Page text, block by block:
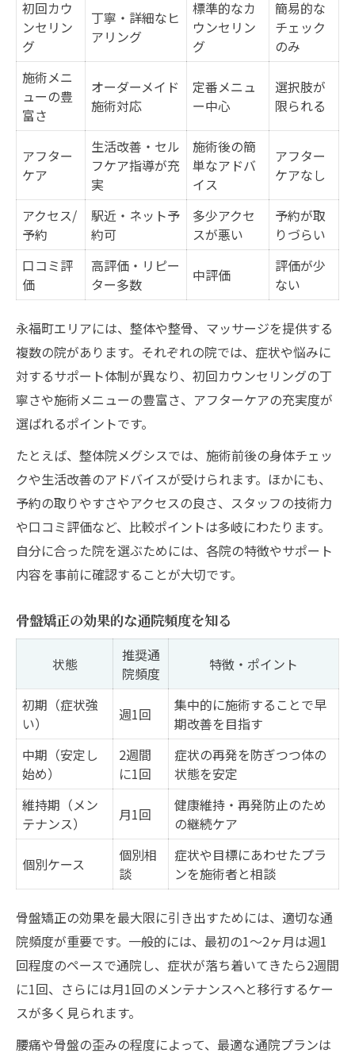
初回カウ
ンセリン
グ
丁寧・詳細なヒ
アリング
標準的なカ
ウンセリン
グ
簡易的な
チェック
のみ
施術メニ
ューの豊
富さ
オーダーメイド
施術対応
定番メニュ
ー中心
選択肢が
限られる
アフター
ケア
生活改善・セル
フケア指導が充
実
施術後の簡
単なアドバ
イス
アフター
ケアなし
アクセス/
予約
駅近・ネット予
約可
多少アクセ
スが悪い
予約が取
りづらい
口コミ評
価
高評価・リピー
ター多数
中評価
評価が少
ない
永福町エリアには、整体や整骨、マッサージを提供する
複数の院があります。それぞれの院では、症状や悩みに
対するサポート体制が異なり、初回カウンセリングの丁
寧さや施術メニューの豊富さ、アフターケアの充実度が
選ばれるポイントです。
たとえば、整体院メグシスでは、施術前後の身体チェッ
クや生活改善のアドバイスが受けられます。ほかにも、
予約の取りやすさやアクセスの良さ、スタッフの技術力
や口コミ評価など、比較ポイントは多岐にわたります。
自分に合った院を選ぶためには、各院の特徴やサポート
内容を事前に確認することが大切です。
骨盤矯正の効果的な通院頻度を知る
状態
推奨通
院頻度
特徴・ポイント
初期（症状強
い）
週1回
集中的に施術することで早
期改善を目指す
中期（安定し
始め）
2週間
に1回
症状の再発を防ぎつつ体の
状態を安定
維持期（メン
テナンス）
月1回
健康維持・再発防止のため
の継続ケア
個別ケース
個別相
談
症状や目標にあわせたプラ
ンを施術者と相談
骨盤矯正の効果を最大限に引き出すためには、適切な通
院頻度が重要です。一般的には、最初の1〜2ヶ月は週1
回程度のペースで通院し、症状が落ち着いてきたら2週間
に1回、さらには月1回のメンテナンスへと移行するケー
スが多く見られます。
腰痛や骨盤の歪みの程度によって、最適な通院プランは